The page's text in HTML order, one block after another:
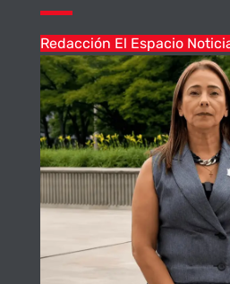
Redacción El Espacio